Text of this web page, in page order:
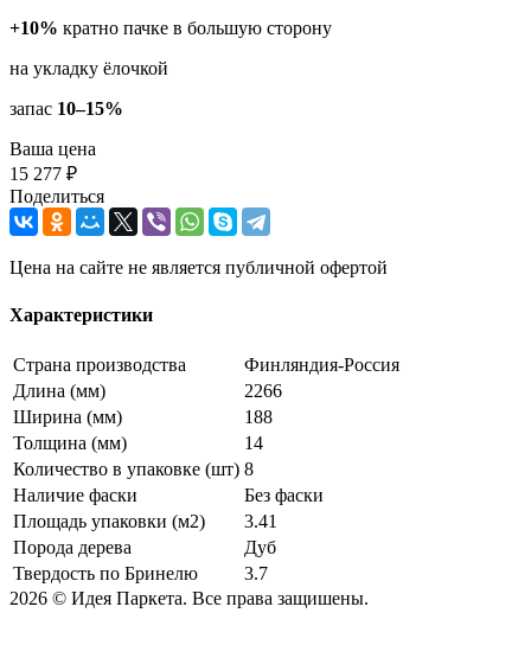
+10% кратно пачке в большую сторону
на укладку ёлочкой
запас 10–15%
Ваша цена
15 277 ₽
Поделиться
Цена на сайте не является публичной офертой
Характеристики
Страна производства
Финляндия-Россия
Длина (мм)
2266
Ширина (мм)
188
Толщина (мм)
14
Количество в упаковке (шт) 8
Наличие фаски
Без фаски
Площадь упаковки (м2)
3.41
Порода дерева
Дуб
Твердость по Бринелю
3.7
2026 © Идея Паркета. Все права защишены.